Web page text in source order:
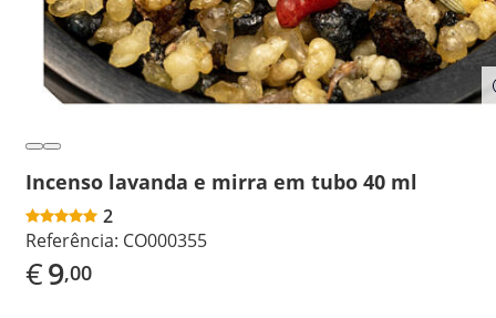
Incenso lavanda e mirra em tubo 40 ml
2
Referência: CO000355
€9,00